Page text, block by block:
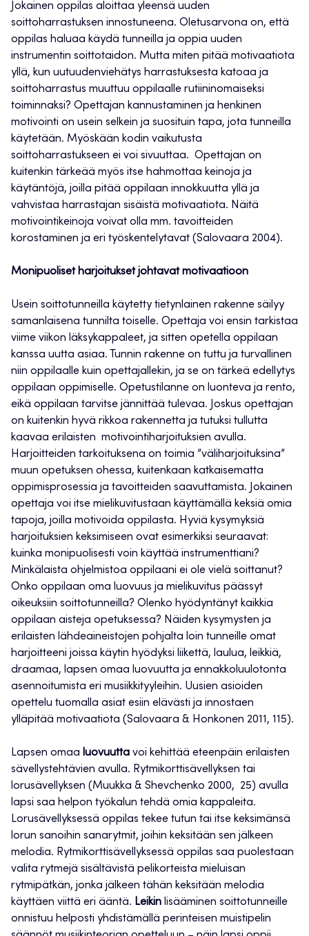
Jokainen oppilas aloittaa yleensä uuden
soittoharrastuksen innostuneena. Oletusarvona on, että
oppilas haluaa käydä tunneilla ja oppia uuden
instrumentin soittotaidon. Mutta miten pitää motivaatiota
yllä, kun uutuudenviehätys harrastuksesta katoaa ja
soittoharrastus muuttuu oppilaalle rutiininomaiseksi
toiminnaksi? Opettajan kannustaminen ja henkinen
motivointi on usein selkein ja suosituin tapa, jota tunneilla
käytetään. Myöskään kodin vaikutusta
soittoharrastukseen ei voi sivuuttaa. Opettajan on
kuitenkin tärkeää myös itse hahmottaa keinoja ja
käytäntöjä, joilla pitää oppilaan innokkuutta yllä ja
vahvistaa harrastajan sisäistä motivaatiota. Näitä
motivointikeinoja voivat olla mm. tavoitteiden
korostaminen ja eri työskentelytavat (Salovaara 2004).
Monipuoliset harjoitukset johtavat motivaatioon
Usein soittotunneilla käytetty tietynlainen rakenne säilyy
samanlaisena tunnilta toiselle. Opettaja voi ensin tarkistaa
viime viikon läksykappaleet, ja sitten opetella oppilaan
kanssa uutta asiaa. Tunnin rakenne on tuttu ja turvallinen
niin oppilaalle kuin opettajallekin, ja se on tärkeä edellytys
oppilaan oppimiselle. Opetustilanne on luonteva ja rento,
eikä oppilaan tarvitse jännittää tulevaa. Joskus opettajan
on kuitenkin hyvä rikkoa rakennetta ja tutuksi tullutta
kaavaa erilaisten motivointiharjoituksien avulla.
Harjoitteiden tarkoituksena on toimia ”väliharjoituksina”
muun opetuksen ohessa, kuitenkaan katkaisematta
oppimisprosessia ja tavoitteiden saavuttamista. Jokainen
opettaja voi itse mielikuvitustaan käyttämällä keksiä omia
tapoja, joilla motivoida oppilasta. Hyviä kysymyksiä
harjoituksien keksimiseen ovat esimerkiksi seuraavat:
kuinka monipuolisesti voin käyttää instrumenttiani?
Minkälaista ohjelmistoa oppilaani ei ole vielä soittanut?
Onko oppilaan oma luovuus ja mielikuvitus päässyt
oikeuksiin soittotunneilla? Olenko hyödyntänyt kaikkia
oppilaan aisteja opetuksessa? Näiden kysymysten ja
erilaisten lähdeaineistojen pohjalta loin tunneille omat
harjoitteeni joissa käytin hyödyksi liikettä, laulua, leikkiä,
draamaa, lapsen omaa luovuutta ja ennakkoluulotonta
asennoitumista eri musiikkityyleihin. Uusien asioiden
opettelu tuomalla asiat esiin elävästi ja innostaen
ylläpitää motivaatiota (Salovaara & Honkonen 2011, 115).
Lapsen omaa luovuutta voi kehittää eteenpäin erilaisten
sävellystehtävien avulla. Rytmikorttisävellyksen tai
lorusävellyksen (Muukka & Shevchenko 2000, 25) avulla
lapsi saa helpon työkalun tehdä omia kappaleita.
Lorusävellyksessä oppilas tekee tutun tai itse keksimänsä
lorun sanoihin sanarytmit, joihin keksitään sen jälkeen
melodia. Rytmikorttisävellyksessä oppilas saa puolestaan
valita rytmejä sisältävistä pelikorteista mieluisan
rytmipätkän, jonka jälkeen tähän keksitään melodia
käyttäen viittä eri ääntä. Leikin lisääminen soittotunneille
onnistuu helposti yhdistämällä perinteisen muistipelin